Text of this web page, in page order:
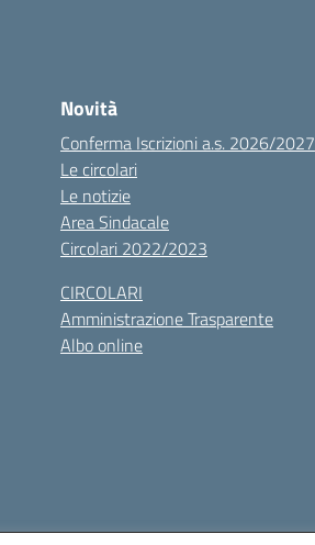
Novità
Conferma Iscrizioni a.s. 2026/2027
Le circolari
Le notizie
Area Sindacale
Circolari 2022/2023
CIRCOLARI
Amministrazione Trasparente
Albo online